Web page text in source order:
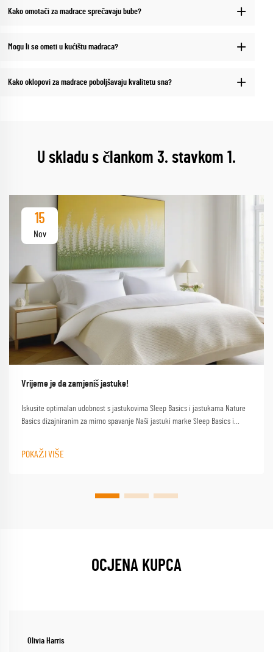
Kako omotači za madrace sprečavaju bube?
Mogu li se ometi u kućištu madraca?
Kako oklopovi za madrace poboljšavaju kvalitetu sna?
U skladu s člankom 3. stavkom 1.
15
Nov
Vrijeme je da zamjeniš jastuke!
Iskusite optimalan udobnost s jastukovima Sleep Basics i jastukama Nature
Basics dizajniranim za mirno spavanje Naši jastuki marke Sleep Basics i
POKAŽI VIŠE
OCJENA KUPCA
Olivia Harris